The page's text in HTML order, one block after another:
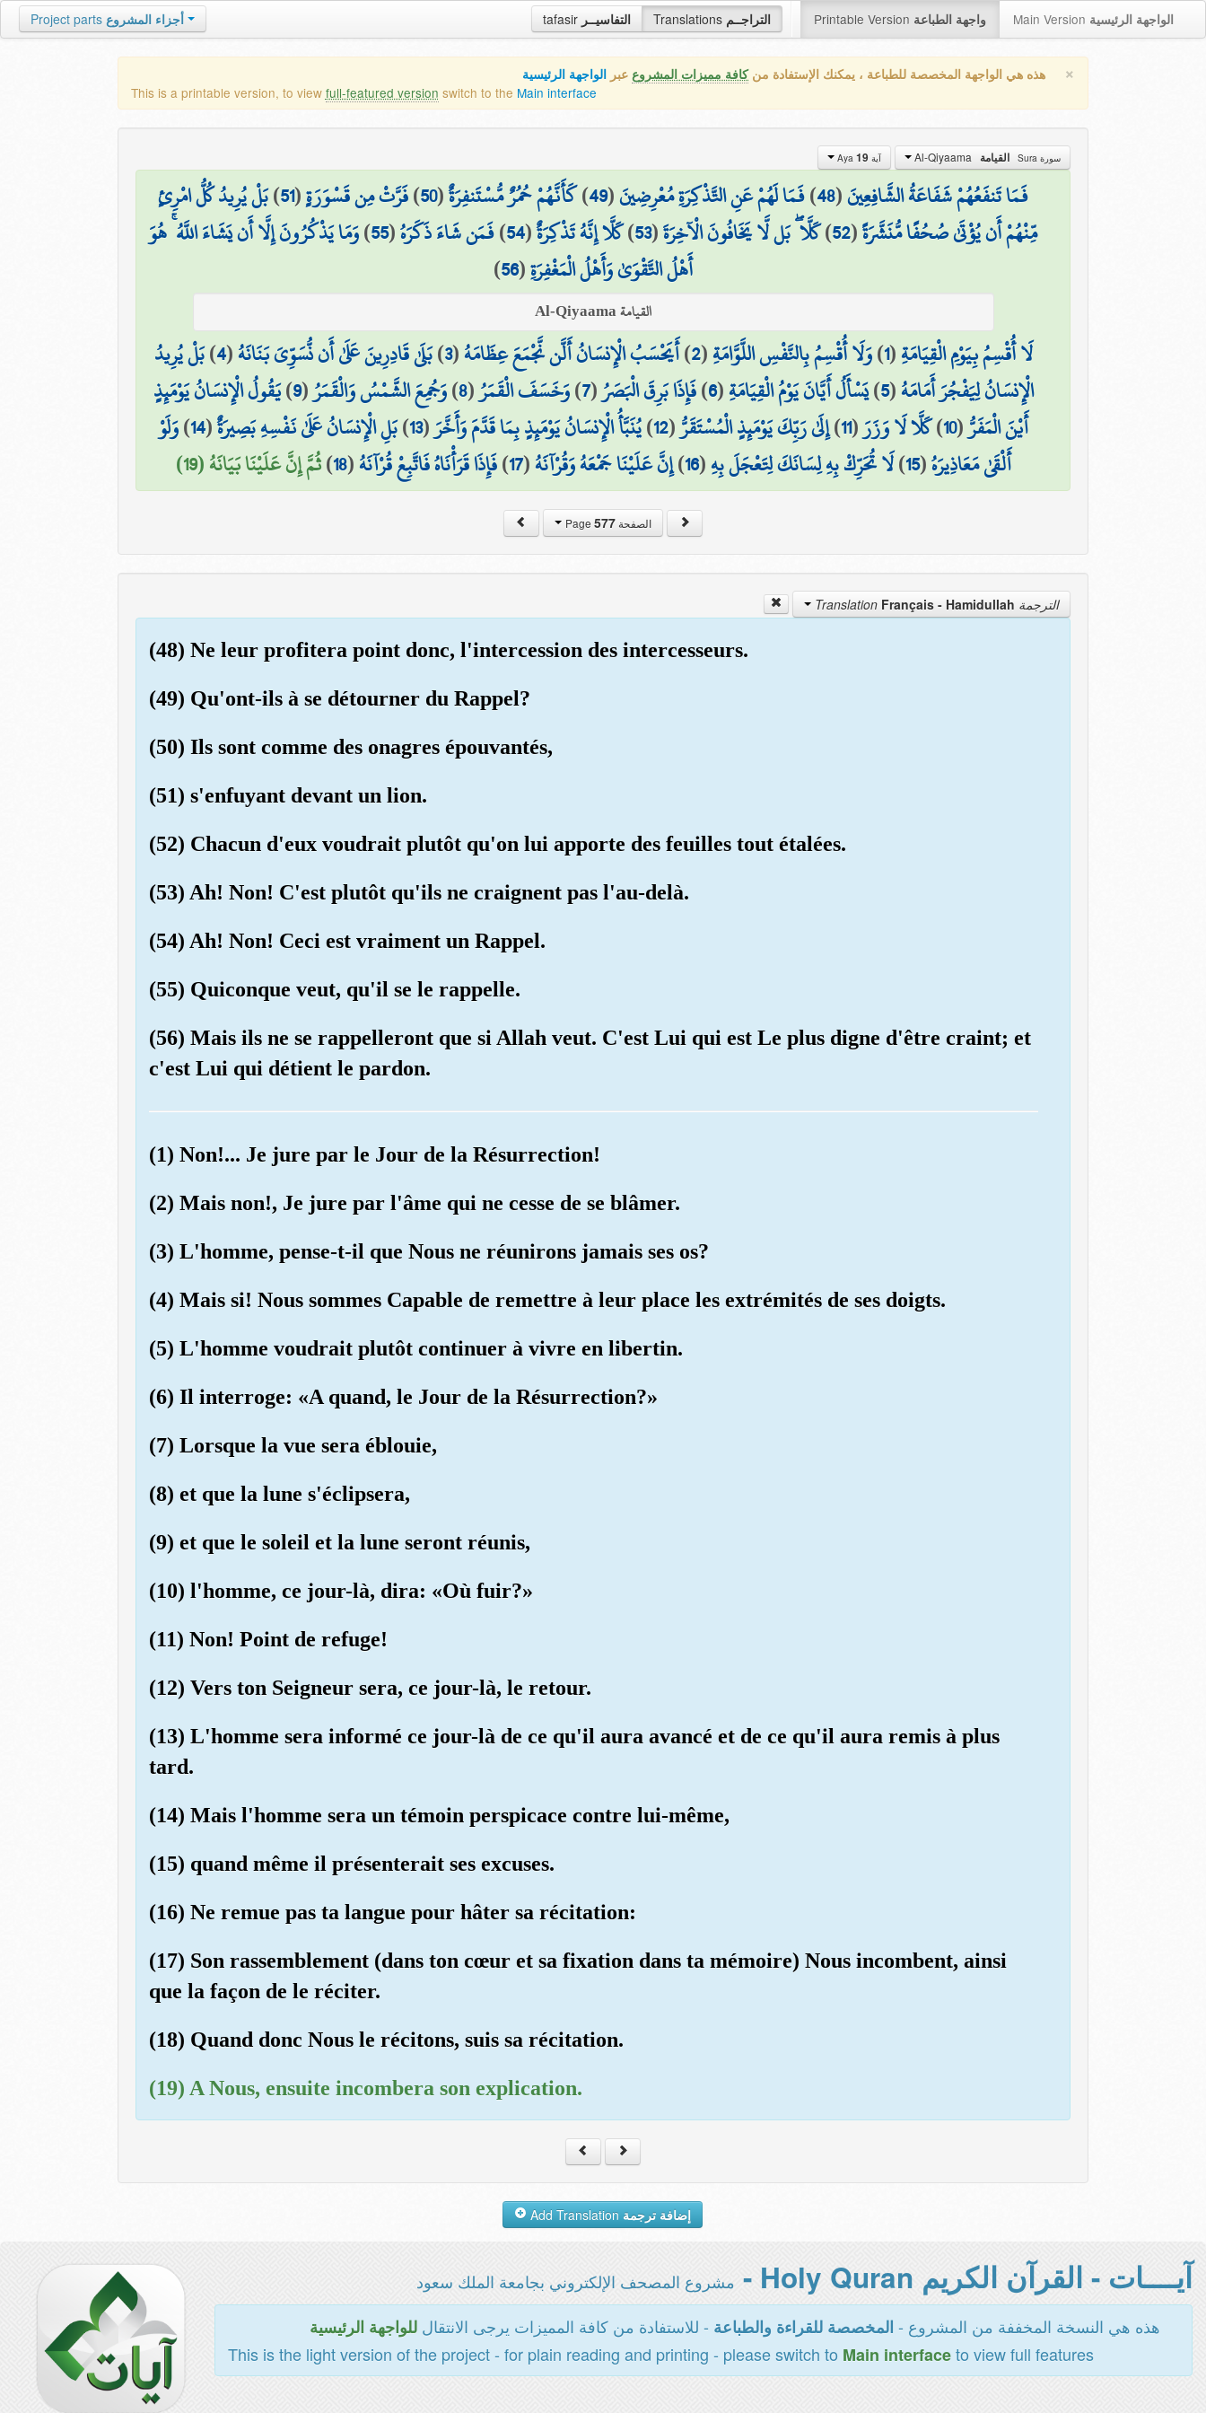
tafasir التفاسيــر Translations التراجــم Printable Version واجهة الطباعة Main Version الواجهة الرئيسية Project parts أجزاء المشروع
× هذه هي الواجهة المخصصة للطباعة ، يمكنك الإستفادة منكافة مميزات المشروع عبر الواجهة الرئيسية
This is a printable version, to view full-featured version switch to the Main interface
سورة Sura القيامة آية Aya 19
فَمَا تَنفَعُهُمْ شَفَاعَةُ الشَّافِعِينَ(
48
)فَمَا لَهُمْ عَنِ التَّذْكِرَةِ مُعْرِضِينَ(
49
)كَأَنَّهُمْ حُمُرٌ مُّسْتَنفِرَةٌ(
50
)فَرَّتْ مِن قَسْوَرَةٍ(
51
)بَلْ يُرِيدُ كُلُّ امْرِئٍ
مِّنْهُمْ أَن يُؤْتَىٰ صُحُفًا مُّنَشَّرَةً(
52
)كَلَّا ۖ بَل لَّا يَخَافُونَ الْآخِرَةَ(
53
)كَلَّا إِنَّهُ تَذْكِرَةٌ(
54
)فَمَن شَاءَ ذَكَرَهُ(
55
)وَمَا يَذْكُرُونَ إِلَّا أَن يَشَاءَ اللَّهُ ۚ هُوَ
أَهْلُ التَّقْوَىٰ وَأَهْلُ الْمَغْفِرَةِ(
56
)
القيامة Al-Qiyaama
لَا أُقْسِمُ بِيَوْمِ الْقِيَامَةِ(
1
)وَلَا أُقْسِمُ بِالنَّفْسِ اللَّوَّامَةِ(
2
)أَيَحْسَبُ الْإِنسَانُ أَلَّن نَّجْمَعَ عِظَامَهُ(
3
)بَلَىٰ قَادِرِينَ عَلَىٰ أَن نُّسَوِّيَ بَنَانَهُ(
4
)بَلْ يُرِيدُ
الْإِنسَانُ لِيَفْجُرَ أَمَامَهُ(
5
)يَسْأَلُ أَيَّانَ يَوْمُ الْقِيَامَةِ(
6
)فَإِذَا بَرِقَ الْبَصَرُ(
7
)وَخَسَفَ الْقَمَرُ(
8
)وَجُمِعَ الشَّمْسُ وَالْقَمَرُ(
9
)يَقُولُ الْإِنسَانُ يَوْمَئِذٍ
أَيْنَ الْمَفَرُّ(
10
)كَلَّا لَا وَزَرَ(
11
)إِلَىٰ رَبِّكَ يَوْمَئِذٍ الْمُسْتَقَرُّ(
12
)يُنَبَّأُ الْإِنسَانُ يَوْمَئِذٍ بِمَا قَدَّمَ وَأَخَّرَ(
13
)بَلِ الْإِنسَانُ عَلَىٰ نَفْسِهِ بَصِيرَةٌ(
14
)وَلَوْ
أَلْقَىٰ مَعَاذِيرَهُ(
15
)لَا تُحَرِّكْ بِهِ لِسَانَكَ لِتَعْجَلَ بِهِ(
16
)إِنَّ عَلَيْنَا جَمْعَهُ وَقُرْآنَهُ(
17
)فَإِذَا قَرَأْنَاهُ فَاتَّبِعْ قُرْآنَهُ(
18
)ثُمَّ إِنَّ عَلَيْنَا بَيَانَهُ (19)
الصفحة Page577
الترجمة Translation Français - Hamidullah
(48) Ne leur profitera point donc, l'intercession des intercesseurs.
(49) Qu'ont-ils à se détourner du Rappel?
(50) Ils sont comme des onagres épouvantés,
(51) s'enfuyant devant un lion.
(52) Chacun d'eux voudrait plutôt qu'on lui apporte des feuilles tout étalées.
(53) Ah! Non! C'est plutôt qu'ils ne craignent pas l'au-delà.
(54) Ah! Non! Ceci est vraiment un Rappel.
(55) Quiconque veut, qu'il se le rappelle.
(56) Mais ils ne se rappelleront que si Allah veut. C'est Lui qui est Le plus digne d'être craint; et
c'est Lui qui détient le pardon.
(1) Non!... Je jure par le Jour de la Résurrection!
(2) Mais non!, Je jure par l'âme qui ne cesse de se blâmer.
(3) L'homme, pense-t-il que Nous ne réunirons jamais ses os?
(4) Mais si! Nous sommes Capable de remettre à leur place les extrémités de ses doigts.
(5) L'homme voudrait plutôt continuer à vivre en libertin.
(6) Il interroge: «A quand, le Jour de la Résurrection?»
(7) Lorsque la vue sera éblouie,
(8) et que la lune s'éclipsera,
(9) et que le soleil et la lune seront réunis,
(10) l'homme, ce jour-là, dira: «Où fuir?»
(11) Non! Point de refuge!
(12) Vers ton Seigneur sera, ce jour-là, le retour.
(13) L'homme sera informé ce jour-là de ce qu'il aura avancé et de ce qu'il aura remis à plus
tard.
(14) Mais l'homme sera un témoin perspicace contre lui-même,
(15) quand même il présenterait ses excuses.
(16) Ne remue pas ta langue pour hâter sa récitation:
(17) Son rassemblement (dans ton cœur et sa fixation dans ta mémoire) Nous incombent, ainsi
que la façon de le réciter.
(18) Quand donc Nous le récitons, suis sa récitation.
(19) A Nous, ensuite incombera son explication.
إضافة ترجمة
آيــــات - القرآن الكريم Holy Quran - مشروع المصحف الإلكتروني بجامعة الملك سعود
هذه هي النسخة المخففة من المشروع - المخصصة للقراءة والطباعة - للاستفادة من كافة المميزات يرجى الانتقالللواجهة الرئيسية
This is the light version of the project - for plain reading and printing - please switch to Main interfaceto view full features